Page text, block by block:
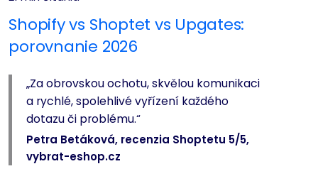
Shopify vs Shoptet vs Upgates:
porovnanie 2026
„Za obrovskou ochotu, skvělou komunikaci
a rychlé, spolehlivé vyřízení každého
dotazu či problému.“
Petra Betáková, recenzia Shoptetu 5/5,
vybrat-eshop.cz